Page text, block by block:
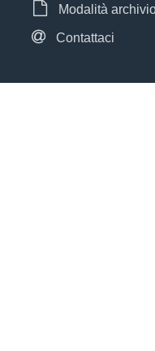
Modalità
Contattaci